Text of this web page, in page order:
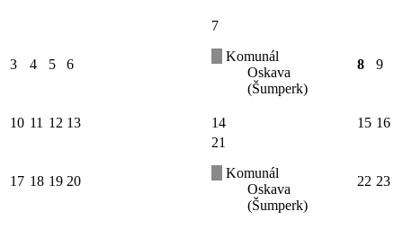
3 4 5 6
7
Komunál
Oskava
(Šumperk)
8 9
10 11 12 13 14 15 16
17 18 19 20
21
Komunál
Oskava
(Šumperk)
22 23